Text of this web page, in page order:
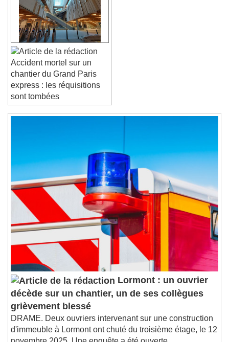
Font Family
Reset
Done
Close Modal Dialog
End of dialog window.
Accident mortel sur un
chantier du Grand Paris
express : les réquisitions
sont tombées
Lormont : un ouvrier
décède sur un chantier, un de ses collègues
grièvement blessé
DRAME. Deux ouvriers intervenant sur une construction
d'immeuble à Lormont ont chuté du troisième étage, le 12